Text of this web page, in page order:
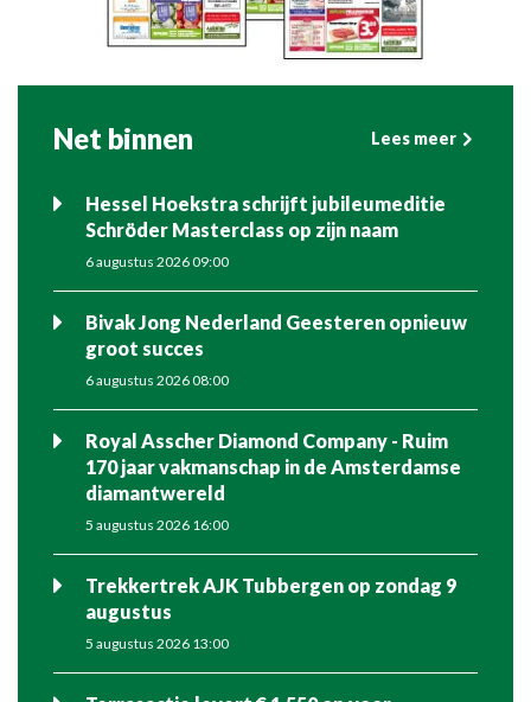
Net binnen Lees meer
Hessel Hoekstra schrijft jubileumeditie
Schröder Masterclass op zijn naam
6 augustus 2026 09:00
Bivak Jong Nederland Geesteren opnieuw
groot succes
6 augustus 2026 08:00
Royal Asscher Diamond Company - Ruim
170 jaar vakmanschap in de Amsterdamse
diamantwereld
5 augustus 2026 16:00
Trekkertrek AJK Tubbergen op zondag 9
augustus
5 augustus 2026 13:00